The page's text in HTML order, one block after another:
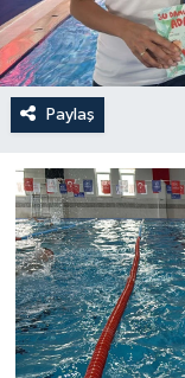
Paylaş
Spor